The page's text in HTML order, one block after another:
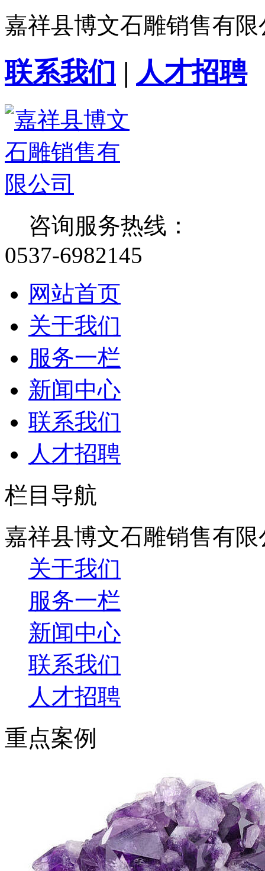
嘉祥县博文石雕销售有
联系我们 | 人才招聘
咨询服务热线：
0537-6982145
网站首页
关于我们
服务一栏
新闻中心
联系我们
人才招聘
栏目导航
嘉祥县博文石雕销售有限
关于我们
服务一栏
新闻中心
联系我们
人才招聘
重点案例